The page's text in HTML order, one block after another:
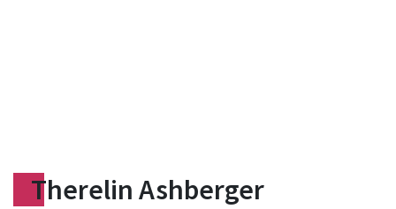
Therelin Ashberger